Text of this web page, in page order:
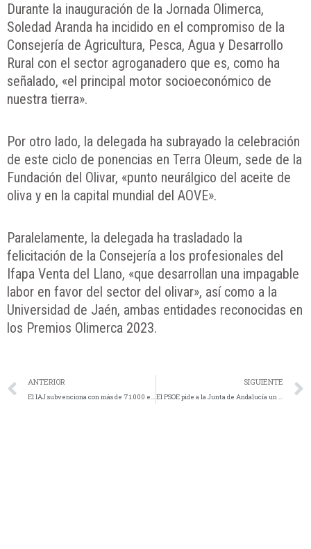
Durante la inauguración de la Jornada Olimerca,
Soledad Aranda ha incidido en el compromiso de la
Consejería de Agricultura, Pesca, Agua y Desarrollo
Rural con el sector agroganadero que es, como ha
señalado, «el principal motor socioeconómico de
nuestra tierra».
Por otro lado, la delegada ha subrayado la celebración
de este ciclo de ponencias en Terra Oleum, sede de la
Fundación del Olivar, «punto neurálgico del aceite de
oliva y en la capital mundial del AOVE».
Paralelamente, la delegada ha trasladado la
felicitación de la Consejería a los profesionales del
Ifapa Venta del Llano, «que desarrollan una impagable
labor en favor del sector del olivar», así como a la
Universidad de Jaén, ambas entidades reconocidas en
los Premios Olimerca 2023.
ANTERIOR
El IAJ subvenciona con más de 71.000 euros proyectos destinados a la juventud de la provincia
SIGUIENTE
El PSOE pide a la Junta de Andalucía un plan especial de empleo frente a la sequía